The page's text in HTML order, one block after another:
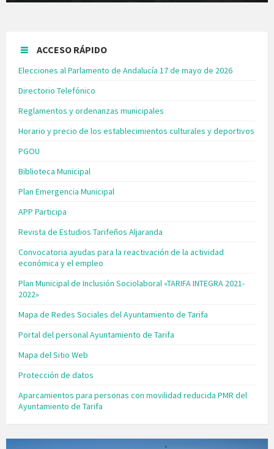
ACCESO RÁPIDO
Elecciones al Parlamento de Andalucía 17 de mayo de 2026
Directorio Telefónico
Reglamentos y ordenanzas municipales
Horario y precio de los establecimientos culturales y deportivos
PGOU
Biblioteca Municipal
Plan Emergencia Municipal
APP Participa
Revista de Estudios Tarifeños Aljaranda
Convocatoria ayudas para la reactivación de la actividad
económica y el empleo
Plan Municipal de Inclusión Sociolaboral «TARIFA INTEGRA 2021-
2022»
Mapa de Redes Sociales del Ayuntamiento de Tarifa
Portal del personal Ayuntamiento de Tarifa
Mapa del Sitio Web
Protección de datos
Aparcamientos para personas con movilidad reducida PMR del
Ayuntamiento de Tarifa